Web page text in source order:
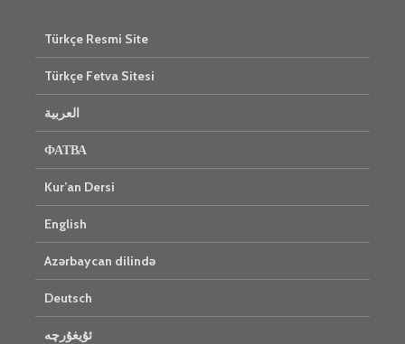
Türkçe Resmi Site
Türkçe Fetva Sitesi
العربية
ФАТВА
Kur’an Dersi
English
Azərbaycan dilində
Deutsch
ئۇيغۇرچە